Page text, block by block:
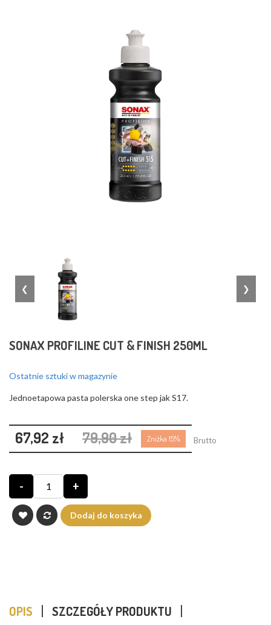
❮ ❯
SONAX PROFILINE CUT & FINISH 250ML
Ostatnie sztuki w magazynie
Jednoetapowa pasta polerska one step jak S17.
67,92 zł 79,90 zł Zniżka 15% Brutto
- +
Dodaj do koszyka
OPIS
SZCZEGÓŁY PRODUKTU